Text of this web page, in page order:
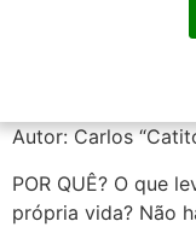
Autor: Carlos
POR QUÊ? O que
própria vida? Não